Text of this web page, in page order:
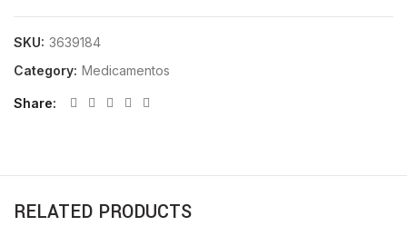
SKU: 3639184
Category: Medicamentos
Share
RELATED PRODUCTS